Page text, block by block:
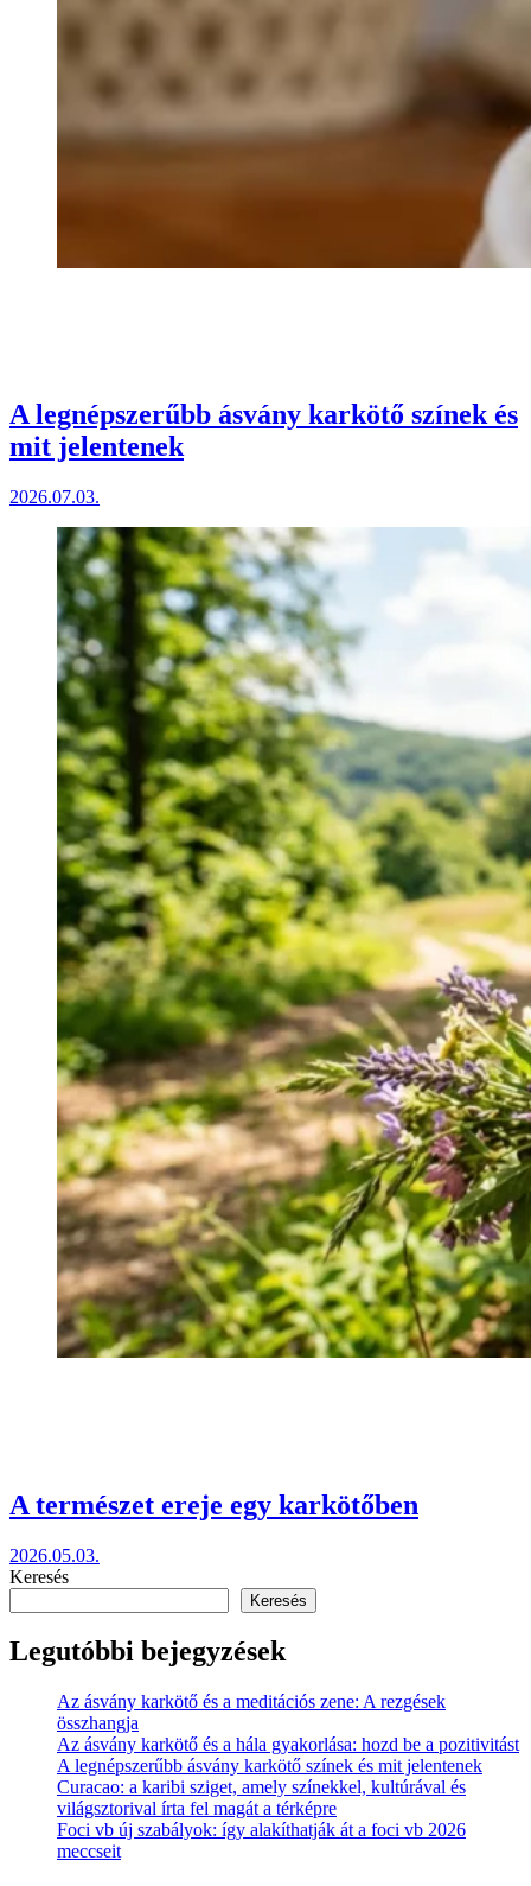
A legnépszerűbb ásvány karkötő színek és
mit jelentenek
2026.07.03.
A természet ereje egy karkötőben
2026.05.03.
Keresés
Keresés
Legutóbbi bejegyzések
Az ásvány karkötő és a meditációs zene: A rezgések
összhangja
Az ásvány karkötő és a hála gyakorlása: hozd be a pozitivitást
A legnépszerűbb ásvány karkötő színek és mit jelentenek
Curacao: a karibi sziget, amely színekkel, kultúrával és
világsztorival írta fel magát a térképre
Foci vb új szabályok: így alakíthatják át a foci vb 2026
meccseit